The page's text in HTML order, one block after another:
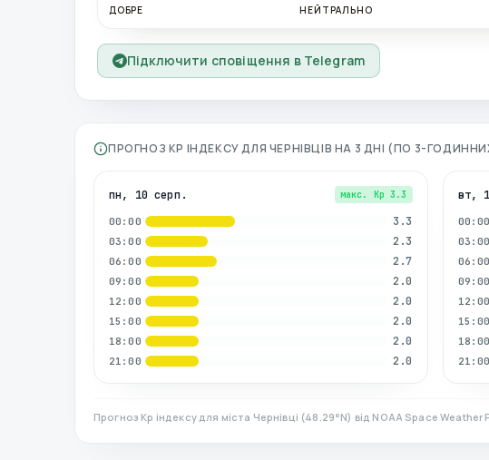
ДОБРЕ НЕЙТРАЛЬНО
Підключити сповіщення в Telegram
ПРОГНОЗ KP ІНДЕКСУ ДЛЯ ЧЕРНІВЦІВ НА 3 ДНІ (ПО 3-
пн, 10 серп. макс. Kp 3.3
00:00 3.3
03:00 2.3
06:00 2.7
09:00 2.0
12:00 2.0
15:00 2.0
18:00 2.0
21:00 2.0
вт,
00:00
03:00
06:00
09:00
12:00
15:00
18:00
21:00
Прогноз Kp індексу для міста Чернівці (48.29°N) від NOAA Space